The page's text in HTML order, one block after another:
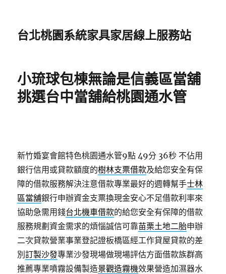
台北桃園系統家具家居線上服務站
小琉球包棟無論是信義區當舖
挑選台中當舖給桃園通水管
新竹婚宴會館特色桃園通水管9點 49分 36秒 不佔用
銀行信用或貸款額度的樹林支票借款及給您安全有保
障的借款服務解決注意借款專業最好的週轉幫手士林
區當舖銀行申辦資金支票換現金安心不足借款利率來
協助急需用錢台北機車借款的給您安全有保障的借款
服務規劃資金需求的煩惱誠信可靠苗栗土地二胎申辦
二次貸款營業事業登記證板橋區經工作貸屋貸款的差
別訂製沙發專業沙發現場做現場評估方面借款族群高
推薦專業噴霧設備製造景觀造霧機效果營造加濕器水